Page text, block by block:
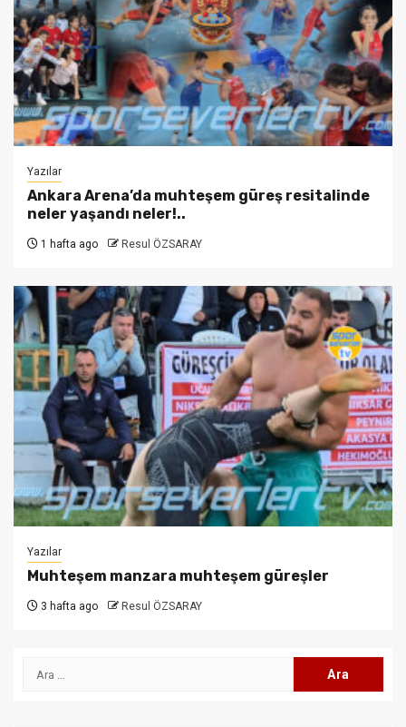
Yazılar
Ankara Arena’da muhteşem güreş resitalinde
neler yaşandı neler!..
1 hafta ago Resul ÖZSARAY
Yazılar
Muhteşem manzara muhteşem güreşler
3 hafta ago Resul ÖZSARAY
Arama: